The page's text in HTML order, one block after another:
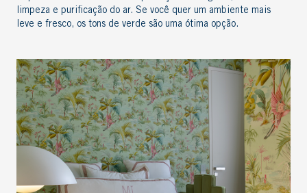
limpeza e purificação do ar. Se você quer um ambiente mais
leve e fresco, os tons de verde são uma ótima opção.